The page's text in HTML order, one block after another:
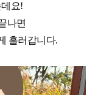
요!
나면
흘러갑니다.